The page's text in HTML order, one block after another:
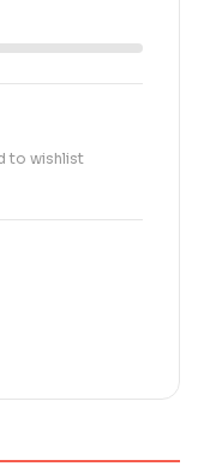
to wishlist